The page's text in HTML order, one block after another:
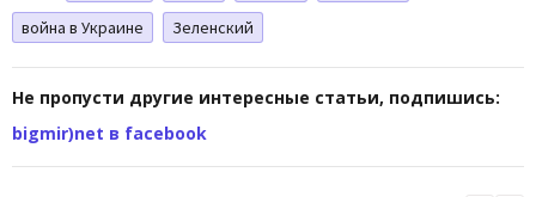
война в Украине
Зеленский
Не пропусти другие интересные статьи, подпишись:
bigmir)net в facebook